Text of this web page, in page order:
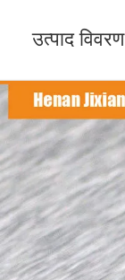
उत्पाद विवरण